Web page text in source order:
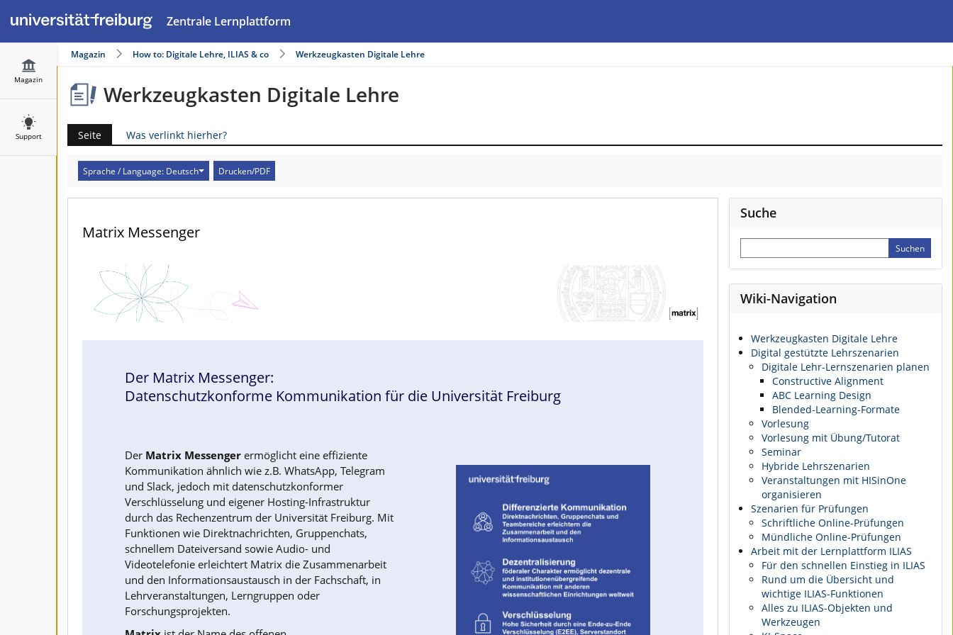
Zentrale Lernplattform
Magazin
Support
Magazin How to: Digitale Lehre, ILIAS & co Werkzeugkasten Digitale Lehre
Werkzeugkasten Digitale Lehre
Seite Was verlinkt hierher?
Sprache / Language: Deutsch Drucken/PDF
Matrix Messenger
Der Matrix Messenger:
Datenschutzkonforme Kommunikation für die Universität Freiburg
Der Matrix Messengerermöglicht eine effiziente
Kommunikation ähnlich wie z.B. WhatsApp, Telegram
und Slack, jedoch mit datenschutzkonformer
Verschlüsselung und eigener Hosting-Infrastruktur
durch das Rechenzentrum der Universität Freiburg. Mit
Funktionen wie Direktnachrichten, Gruppenchats,
schnellem Dateiversand sowie Audio- und
Videotelefonie erleichtert Matrix die Zusammenarbeit
und den Informationsaustausch in der Fachschaft, in
Lehrveranstaltungen, Lerngruppen oder
Forschungsprojekten.
Suche
Wiki-Navigation
Werkzeugkasten Digitale Lehre
Digital gestützte Lehrszenarien
Digitale Lehr-Lernszenarien planen
Constructive Alignment
ABC Learning Design
Blended-Learning-Formate
Vorlesung
Vorlesung mit Übung/Tutorat
Seminar
Hybride Lehrszenarien
Veranstaltungen mit HISinOne
organisieren
Szenarien für Prüfungen
Schriftliche Online-Prüfungen
Mündliche Online-Prüfungen
Arbeit mit der Lernplattform ILIAS
Für den schnellen Einstieg in ILIAS
Rund um die Übersicht und
wichtige ILIAS-Funktionen
Alles zu ILIAS-Objekten und
Werkzeugen